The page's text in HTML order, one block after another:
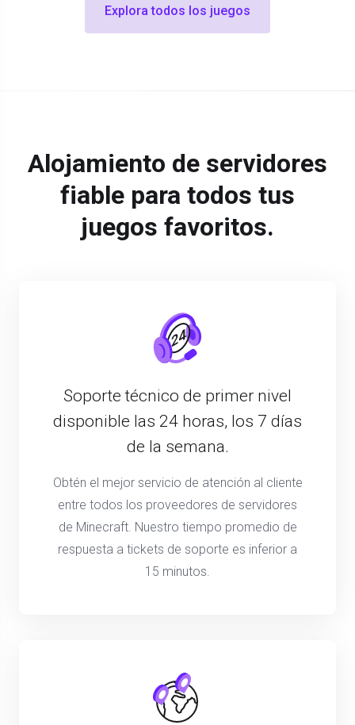
Explora todos los juegos
Alojamiento de servidores
fiable para todos tus
juegos favoritos.
Soporte técnico de primer nivel
disponible las 24 horas, los 7 días
de la semana.
Obtén el mejor servicio de atención al cliente
entre todos los proveedores de servidores
de Minecraft. Nuestro tiempo promedio de
respuesta a tickets de soporte es inferior a
15 minutos.